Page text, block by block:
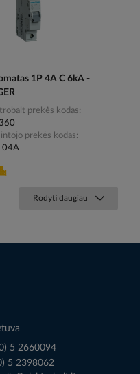
1P 4A C 6kA -
prekės kodas
prekės kodas
Rodyti daugiau
5 2660094
5 2398062